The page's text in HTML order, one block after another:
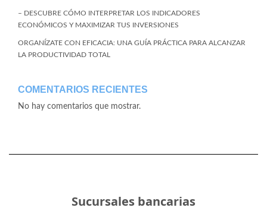
– DESCUBRE CÓMO INTERPRETAR LOS INDICADORES
ECONÓMICOS Y MAXIMIZAR TUS INVERSIONES
ORGANÍZATE CON EFICACIA: UNA GUÍA PRÁCTICA PARA ALCANZAR
LA PRODUCTIVIDAD TOTAL
COMENTARIOS RECIENTES
No hay comentarios que mostrar.
Sucursales bancarias